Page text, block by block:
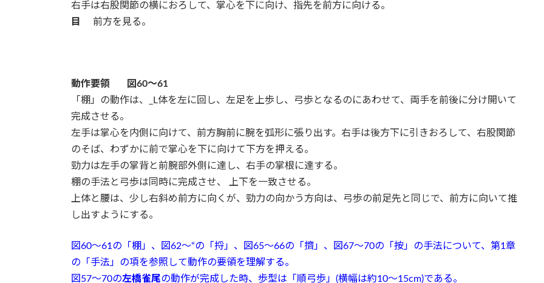
右手は右股関節の横におろして、掌心を下に向け、指先を前方に向ける。
目
前方を見る。
動作要領 図60～61
「棚」の動作は、_L体を左に回し、左足を上歩し、弓歩となるのにあわせて、両手を前後に分け開いて
完成させる。
左手は掌心を内側に向けて、前方胸前に腕を弧形に張り出す。右手は後方下に引きおろして、右股関節
のそば、わずかに前で掌心を下に向けて下方を押える。
勁力は左手の掌背と前腕部外側に達し、右手の掌根に達する。
棚の手法と弓歩は同時に完成させ、 上下を一致させる。
上体と腰は、少し右斜め前方に向くが、勁力の向かう方向は、弓歩の前足先と同じで、前方に向いて推
し出すようにする。
図60～61の「棚」、図62～“の「捋」、図65～66の「擠」、図67～70の「按」の手法について、第1章
の「手法」の項を参照して動作の要領を理解する。
図57～70の左橋雀尾の動作が完成した時、歩型は「順弓歩」(横幅は約10～15cm)である。